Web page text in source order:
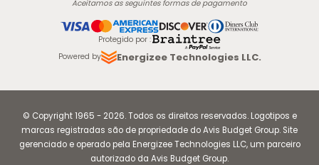
Aceitamos as seguintes formas de pagamento
Protegido por :
Powered by
Energizee Technologies LLC.
© Copyright1965 - 2026.Todos os direitos reservados. Logotipos e
marcas registradas são de propriedade do Avis Budget Group. Site
gerenciado e operado pela Energizee Technologies LLC, um parceiro
autorizado da Avis Budget Group.